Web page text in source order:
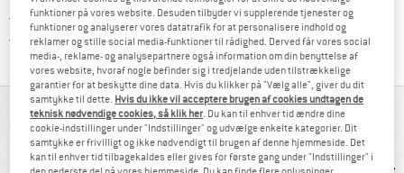
Alle artikler på lager
Vi er Trustpilot-certificeret - oplysningerne får du
ALT I OVERBLIK
funktioner på vores website. Desuden tilbyder vi supplerende tjenester og
funktioner og analyserer vores datatrafik for at personalisere indhold og
reklamer og stille social media-funktioner til rådighed. Derved får vores social
media-, reklame- og analysepartnere også information om din benyttelse af
vores website, hvoraf nogle befinder sig i tredjelande uden tilstrækkelige
garantier for at beskytte dine data. Hvis du klikker på "Vælg alle", giver du dit
samtykke til dette. Hvis du ikke vil acceptere brugen af cookies undtagen de
teknisk nødvendige cookies, så klik her . Du kan til enhver tid ændre dine
cookie-indstillinger under "Indstillinger" og udvælge enkelte kategorier. Dit
samtykke er frivilligt og ikke nødvendigt til brugen af denne hjemmeside. Det
kan til enhver tid tilbagekaldes eller gives for første gang under "Indstillinger" i